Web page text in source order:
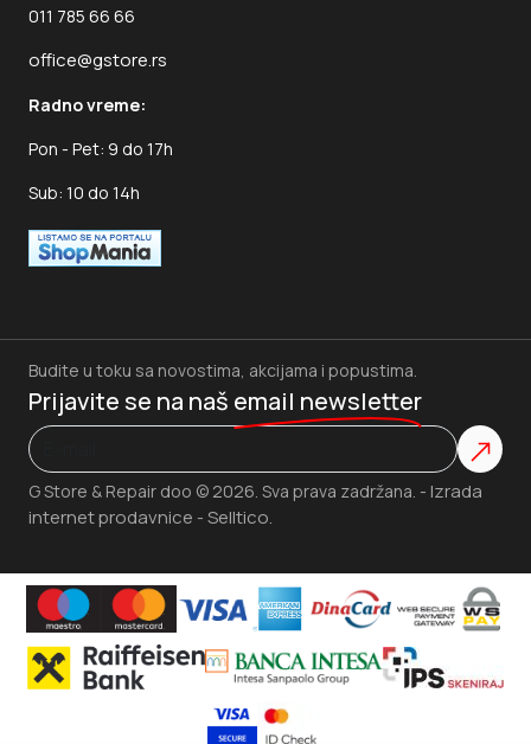
011 785 66 66
office@gstore.rs
Radno vreme:
Pon - Pet: 9 do 17h
Sub: 10 do 14h
G Store & Repair doo © 2026. Sva prava zadržana. - Izrada
internet prodavnice - Selltico.
Budite u toku sa novostima, akcijama i popustima.
Prijavite se na naš email newsletter